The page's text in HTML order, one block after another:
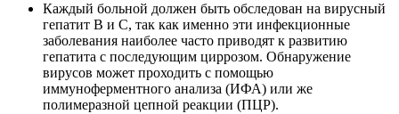
Каждый больной должен быть обследован на вирусный
гепатит В и С, так как именно эти инфекционные
заболевания наиболее часто приводят к развитию
гепатита с последующим циррозом. Обнаружение
вирусов может проходить с помощью
иммуноферментного анализа (ИФА) или же
полимеразной цепной реакции (ПЦР).